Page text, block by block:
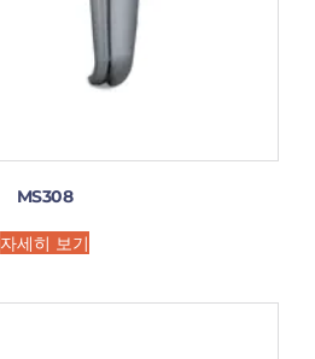
MS308
자세히 보기